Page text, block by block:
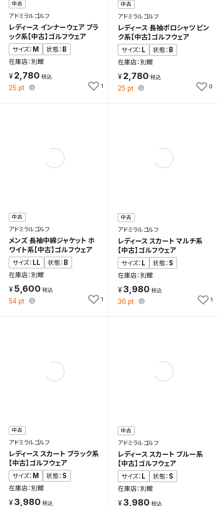
中古
アドミラルゴルフ
レディース インナーウェア ブラ
ック系【中古】ゴルフウェア
サイズ： M 状態： B
在庫店：別館
2,780
25 pt 1
中古
アドミラルゴルフ
レディース 長袖ポロシャツ ピン
ク系【中古】ゴルフウェア
サイズ： L 状態： B
在庫店：別館
2,780
25 pt 0
中古
アドミラルゴルフ
メンズ 長袖中綿ジャケット ホ
ワイト系【中古】ゴルフウェア
サイズ： LL 状態： B
在庫店：別館
5,600
54 pt 1
中古
アドミラルゴルフ
レディース スカート マルチ系
【中古】ゴルフウェア
サイズ： L 状態： S
在庫店：別館
3,980
36 pt 1
中古
アドミラルゴルフ
レディース スカート ブラック系
【中古】ゴルフウェア
サイズ： M 状態： S
在庫店：別館
3,980
中古
アドミラルゴルフ
レディース スカート ブルー系
【中古】ゴルフウェア
サイズ： L 状態： S
在庫店：別館
3,980
この検索条件をマイページ内「保存検索条件一覧」に
保存します。
よく探す商品を、毎回条件指定することなく簡単に開
くことができます。
検索条件